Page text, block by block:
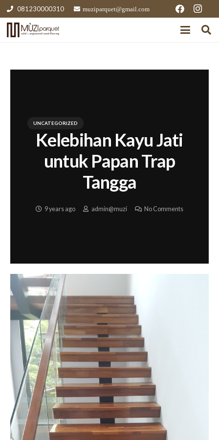
081230000310 muziparquet@gmail.com
UNCATEGORIZED
Kelebihan Kayu Jati
untuk Papan Trap
Tangga
9 years ago admin@muzi No Comments